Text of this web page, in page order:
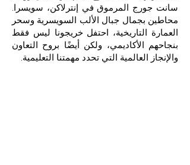
سانت جورج المرموق في إنترلاكن، سويسرا.
محاطين بجمال جبال الألب السويسرية وسحر
العمارة التاريخية، احتفل خريجونا ليس فقط
بنجاحهم الأكاديمي، ولكن أيضًا بروح التعاون
والإنجاز العالمية التي تحدد مهمتنا التعليمية.